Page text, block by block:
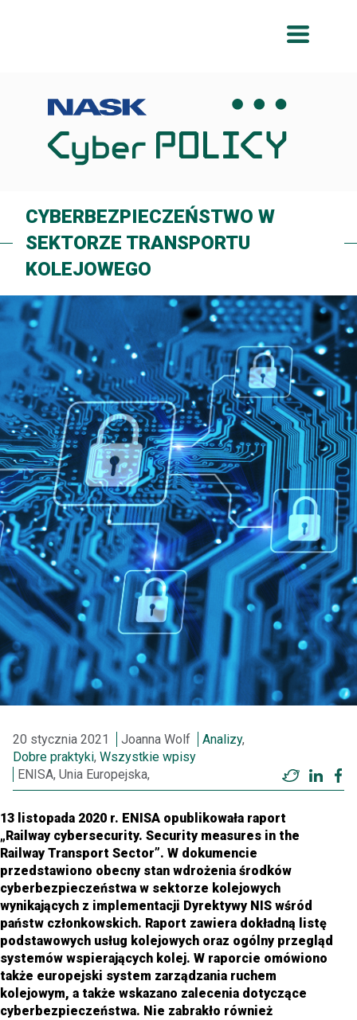
CYBERBEZPIECZEŃSTWO W
SEKTORZE TRANSPORTU
KOLEJOWEGO
20 stycznia 2021 Joanna Wolf Analizy,
Dobre praktyki, Wszystkie wpisy
ENISA, Unia Europejska,
Twitter
13 listopada 2020 r. ENISA opublikowała raport
„Railway cybersecurity. Security measures in the
Railway Transport Sector”. W dokumencie
przedstawiono obecny stan wdrożenia środków
cyberbezpieczeństwa w sektorze kolejowych
wynikających z implementacji Dyrektywy NIS wśród
państw członkowskich. Raport zawiera dokładną listę
podstawowych usług kolejowych oraz ogólny przegląd
systemów wspierających kolej. W raporcie omówiono
także europejski system zarządzania ruchem
kolejowym, a także wskazano zalecenia dotyczące
cyberbezpieczeństwa. Nie zabrakło również